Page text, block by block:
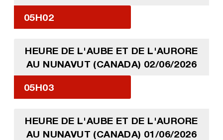
05H02
HEURE DE L'AUBE ET DE L'AURORE
AU NUNAVUT (CANADA) 02/06/2026
05H03
HEURE DE L'AUBE ET DE L'AURORE
AU NUNAVUT (CANADA) 01/06/2026